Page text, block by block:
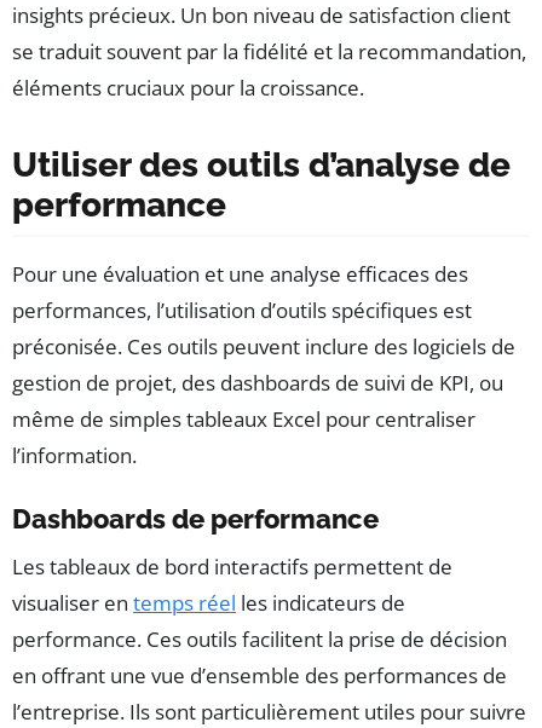
insights précieux. Un bon niveau de satisfaction client
se traduit souvent par la fidélité et la recommandation,
éléments cruciaux pour la croissance.
Utiliser des outils d’analyse de
performance
Pour une évaluation et une analyse efficaces des
performances, l’utilisation d’outils spécifiques est
préconisée. Ces outils peuvent inclure des logiciels de
gestion de projet, des dashboards de suivi de KPI, ou
même de simples tableaux Excel pour centraliser
l’information.
Dashboards de performance
Les tableaux de bord interactifs permettent de
visualiser en temps réel les indicateurs de
performance. Ces outils facilitent la prise de décision
en offrant une vue d’ensemble des performances de
l’entreprise. Ils sont particulièrement utiles pour suivre